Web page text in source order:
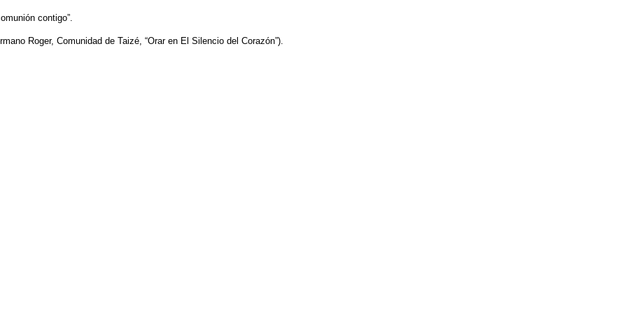
contigo”.
Roger, Comunidad de Taizé, “Orar en El Silencio del Corazón”).